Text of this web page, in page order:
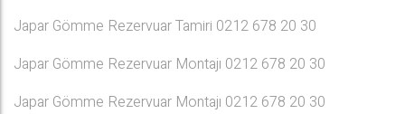
Japar Gömme Rezervuar Tamiri 0212 678 20 30
Japar Gömme Rezervuar Montajı 0212 678 20 30
Japar Gömme Rezervuar Montajı 0212 678 20 30